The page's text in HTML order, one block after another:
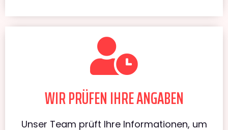
WIR PRÜFEN IHRE ANGABEN
Unser Team prüft Ihre Informationen, um